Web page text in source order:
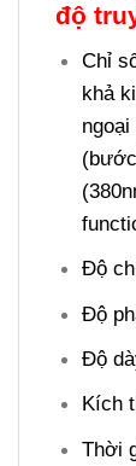
độ
Chỉ
khả
Độ
Độ
Độ
Kích
Thời